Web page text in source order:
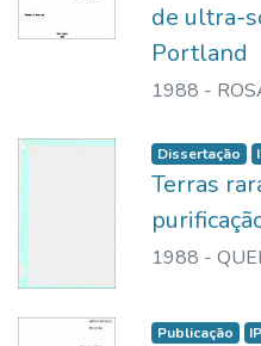
de ultra-
Portland
1988 -
Dissertação
Terras
1988 -
Publicação